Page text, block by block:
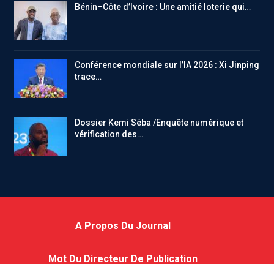
Bénin–Côte d’Ivoire : Une amitié loterie qui…
Conférence mondiale sur l’IA 2026 : Xi Jinping
trace…
Dossier Kemi Séba /Enquête numérique et
vérification des…
A Propos Du Journal
Mot Du Directeur De Publication